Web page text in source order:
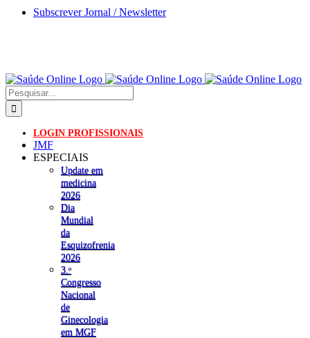
Skip
Subscrever Jornal / Newsletter
Pesquisar
LOGIN PROFISSIONAIS
JMF
ESPECIAIS
Update em
medicina
2026
Dia
Mundial
da
Esquizofrenia
2026
3.ᵒ
Congresso
Nacional
de
Ginecologia
em MGF